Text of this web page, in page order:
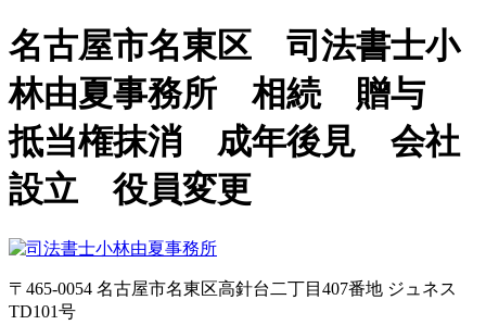
名古屋市名東区 司法書士小
林由夏事務所 相続 贈与
抵当権抹消 成年後見 会社
設立 役員変更
〒465-0054 名古屋市名東区高針台二丁目407番地 ジュネス
TD101号